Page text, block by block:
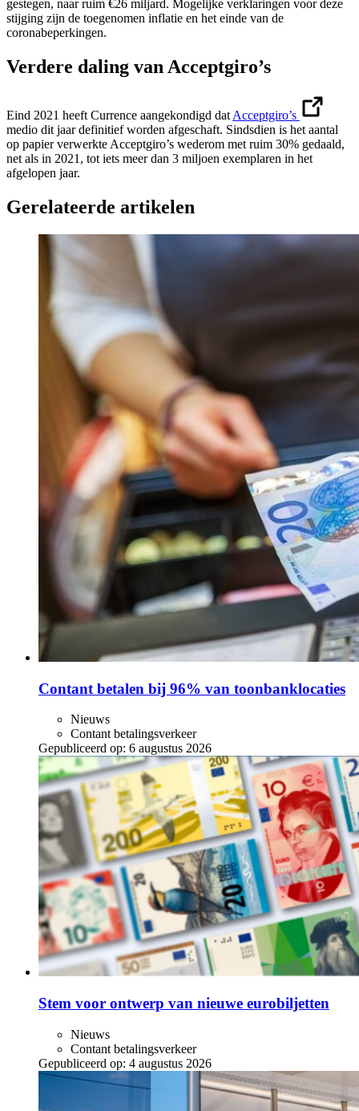
gestegen, naar ruim €26 miljard. Mogelijke verklaringen voor deze
stijging zijn de toegenomen inflatie en het einde van de
coronabeperkingen.
Verdere daling van Acceptgiro’s
Eind 2021 heeft Currence aangekondigd dat Acceptgiro’s
medio dit jaar definitief worden afgeschaft. Sindsdien is het aantal
op papier verwerkte Acceptgiro’s wederom met ruim 30% gedaald,
net als in 2021, tot iets meer dan 3 miljoen exemplaren in het
afgelopen jaar.
Gerelateerde artikelen
Contant betalen bij 96% van toonbanklocaties
Nieuws
Contant betalingsverkeer
Gepubliceerd op: 6 augustus 2026
Stem voor ontwerp van nieuwe eurobiljetten
Nieuws
Contant betalingsverkeer
Gepubliceerd op: 4 augustus 2026